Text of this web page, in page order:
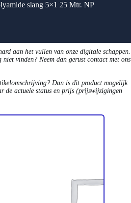
slang 5×1 25 Mtr. NP
aan het vullen van onze digitale schappen.
vinden? Neem dan gerust contact met ons
Dan is dit product mogelijk
de actuele status en prijs (prijswijzigingen